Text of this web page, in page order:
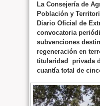
La Consejería de
Población y
Diario Oficial de
convocatoria
subvenciones
regeneración en
titularidad privada
cuantía total de